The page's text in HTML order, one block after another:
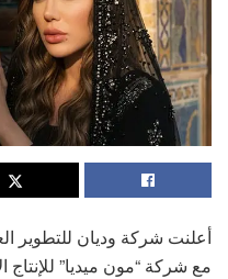
أعلنت شركة وديان للتطوير
مع شركة “مون ميديا” للإنتاج